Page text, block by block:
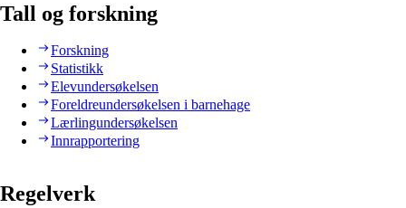
Tall og forskning
Forskning
Statistikk
Elevundersøkelsen
Foreldreundersøkelsen i barnehage
Lærlingundersøkelsen
Innrapportering
Regelverk